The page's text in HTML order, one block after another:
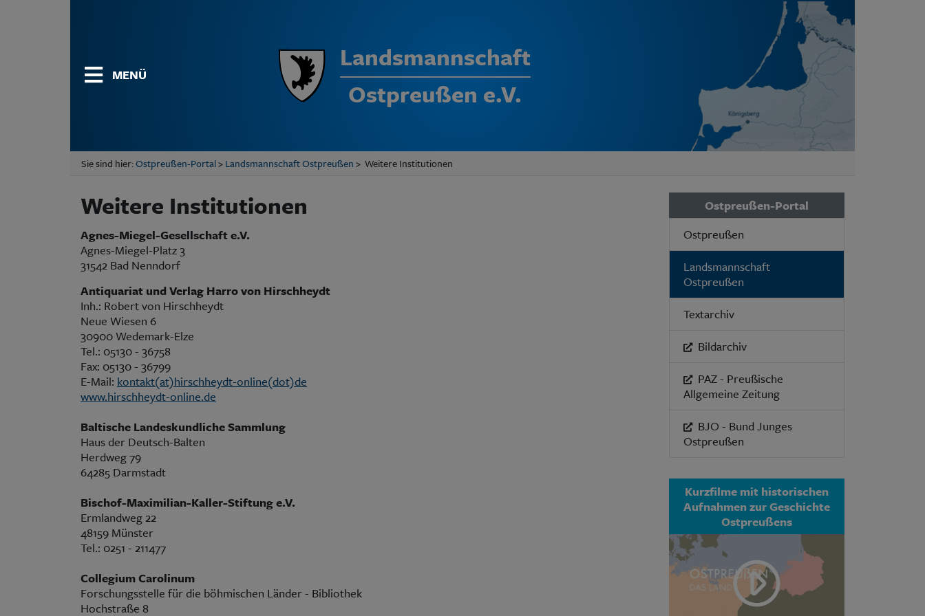
MENÜ
Landsmannschaft
Ostpreußen e.V.
Sie sind hier:Ostpreußen-Portal>Landsmannschaft Ostpreußen> Weitere Institutionen
Weitere Institutionen
Agnes-Miegel-Gesellschaft e.V.
Agnes-Miegel-Platz 3
31542 Bad Nenndorf
Antiquariat und Verlag Harro von Hirschheydt
Inh.: Robert von Hirschheydt
Neue Wiesen 6
30900 Wedemark-Elze
Tel.: 05130 - 36758
Fax: 05130 - 36799
E-Mail: kontakt(at)hirschheydt-online(dot)de
www.hirschheydt-online.de
Baltische Landeskundliche Sammlung
Haus der Deutsch-Balten
Herdweg 79
64285 Darmstadt
Bischof-Maximilian-Kaller-Stiftung e.V.
Ermlandweg 22
48159 Münster
Tel.: 0251 - 211477
Collegium Carolinum
Forschungsstelle für die böhmischen Länder - Bibliothek
Hochstraße 8
Ostpreußen-Portal
Ostpreußen
Landsmannschaft
Ostpreußen
Textarchiv
Bildarchiv
PAZ - Preußische
Allgemeine Zeitung
BJO - Bund Junges
Ostpreußen
Kurzfilme mit historischen
Aufnahmen zur Geschichte
Ostpreußens